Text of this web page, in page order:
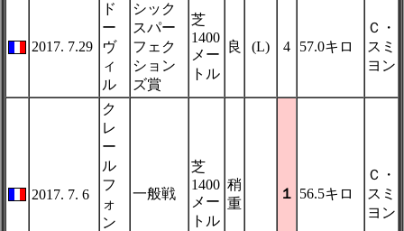
2017. 7.29
ド
ー
ヴ
ィ
ル
シック
スパー
フェク
ション
ズ賞
芝
1400
メー
トル
良 (L) 4 57.0キロ
Ｃ・
スミ
ヨン
2017. 7. 6
ク
レ
ー
ル
フ
ォ
ン
一般戦
芝
1400
メー
トル
稍
重
１ 56.5キロ
Ｃ・
スミ
ヨン